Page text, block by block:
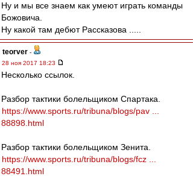
Ну и мы все знаем как умеют играть команды
Божовича.
Ну какой там дебют Рассказова .....
teorver -
28 ноя 2017 18:23
Несколько ссылок.
Разбор тактики болельщиком Спартака.
https://www.sports.ru/tribuna/blogs/pav ...
88898.html
Разбор тактики болельщиком Зенита.
https://www.sports.ru/tribuna/blogs/fcz ...
88491.html